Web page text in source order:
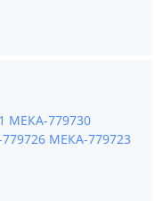
МЕКА-779730
МЕКА-779723